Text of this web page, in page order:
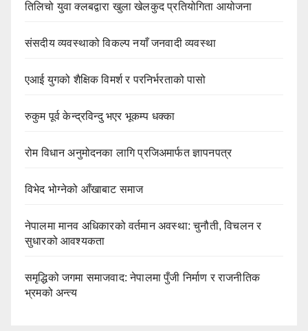
तिलिचो युवा क्लबद्वारा खुला खेलकुद प्रतियोगिता आयोजना
संसदीय व्यवस्थाको विकल्प नयाँ जनवादी व्यवस्था
एआई युगको शैक्षिक विमर्श र परनिर्भरताको पासो
रुकुम पूर्व केन्द्रविन्दु भएर भूकम्प धक्का
रोम विधान अनुमोदनका लागि प्रजिअमार्फत ज्ञापनपत्र
विभेद भोग्नेको आँखाबाट समाज
नेपालमा मानव अधिकारको वर्तमान अवस्था: चुनौती, विचलन र
सुधारको आवश्यकता
समृद्धिको जगमा समाजवाद: नेपालमा पुँजी निर्माण र राजनीतिक
भ्रमको अन्त्य